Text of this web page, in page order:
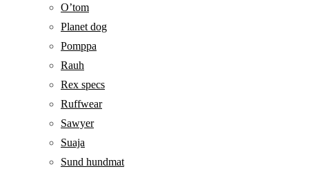
O’tom
Planet dog
Pomppa
Rauh
Rex specs
Ruffwear
Sawyer
Suaja
Sund hundmat